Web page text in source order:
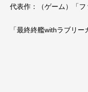
代表作：（ゲーム）「
「最終終艦withラブリ